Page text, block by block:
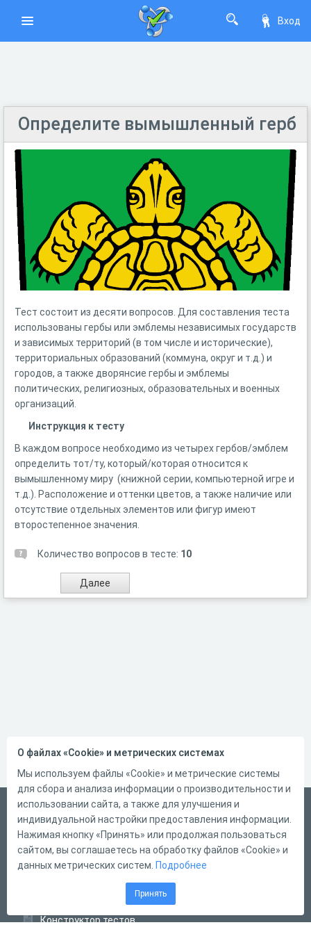
Вход
Определите вымышленный герб
Тест состоит из десяти вопросов. Для составления теста
использованы гербы или эмблемы независимых государств
и зависимых территорий (в том числе и исторические),
территориальных образований (коммуна, округ и т.д.) и
городов, а также дворянсие гербы и эмблемы
политических, религиозных, образовательных и военных
организаций.
Инструкция к тесту
В каждом вопросе необходимо из четырех гербов/эмблем
определить тот/ту, который/которая относится к
вымышленному миру (книжной серии, компьютерной игре и
т.д.). Расположение и оттенки цветов, а также наличие или
отсутствие отдельных элементов или фигур имеют
второстепенное значения.
Количество вопросов в тесте: 10
Русский
Справка
Форма обратной связи
Конструктор тестов
О файлах «Cookie» и метрических системах
Мы используем файлы «Cookie» и метрические системы
для сбора и анализа информации о производительности и
использовании сайта, а также для улучшения и
индивидуальной настройки предоставления информации.
Нажимая кнопку «Принять» или продолжая пользоваться
сайтом, вы соглашаетесь на обработку файлов «Cookie» и
данных метрических систем. Подробнее
Принять